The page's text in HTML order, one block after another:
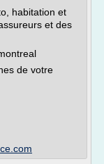
habitation et
et des
de votre